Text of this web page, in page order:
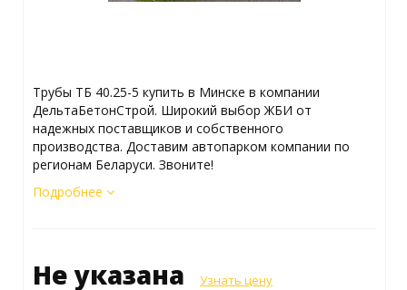
Трубы ТБ 40.25-5 купить в Минске в компании
ДельтаБетонСтрой. Широкий выбор ЖБИ от
надежных поставщиков и собственного
производства. Доставим автопарком компании по
регионам Беларуси. Звоните!
Подробнее
Не указана Узнать цену